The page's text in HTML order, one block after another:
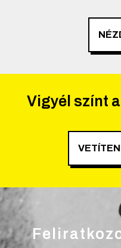
Vigyél színt